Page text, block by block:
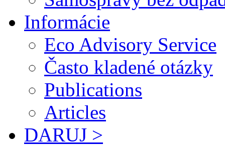
Informácie
Eco Advisory Service
Často kladené otázky
Publications
Articles
DARUJ >